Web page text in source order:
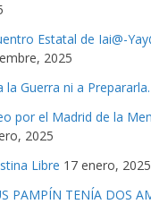
Estatal de Iai@-
2025
la Guerra ni a Prepararla.
por el Madrid de la
2025
Libre 17 enero, 2025
PAMPÍN TENÍA DOS